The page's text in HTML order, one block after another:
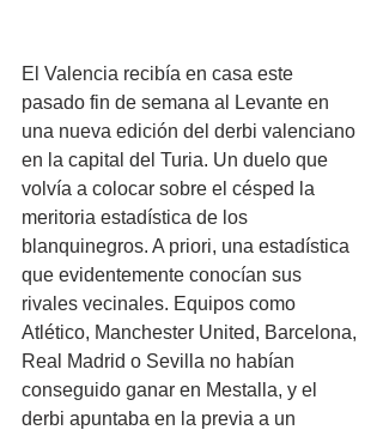
El Valencia recibía en casa este
pasado fin de semana al Levante en
una nueva edición del derbi valenciano
en la capital del Turia. Un duelo que
volvía a colocar sobre el césped la
meritoria estadística de los
blanquinegros. A priori, una estadística
que evidentemente conocían sus
rivales vecinales. Equipos como
Atlético, Manchester United, Barcelona,
Real Madrid o Sevilla no habían
conseguido ganar en Mestalla, y el
derbi apuntaba en la previa a un